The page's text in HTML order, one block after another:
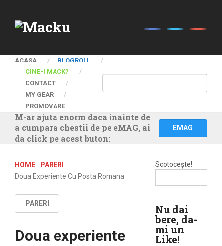
ACASA
BLOGROLL
CINE-I MACK?
CONTACT
MY GEAR
PROMOVARE
M-ar ajuta enorm daca inainte de
a cumpara chestii de pe eMAG, ai
da click pe acest buton:
EMAG
HOME
PARERI
Doua Experiente Cu Posta Romana
PARERI
Doua experiente
Scotocește!
Nu dai
bere, da-
mi un
Like!